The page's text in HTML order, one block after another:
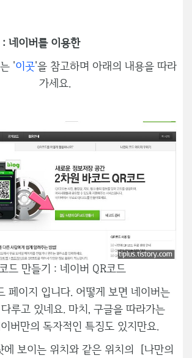
네이버를 이용한
'이곳'을 참고하며 아래의 내용을 따라
가세요.
드 만들기 : 네이버 QR코드
페이지 입니다. 어떻게 보면 네이버는
루고 있네요. 마치, 구글을 따라가는
버만의 독자적인 특징도 있지만요.
에 보이는 위치와 같은 위치의 [나만의